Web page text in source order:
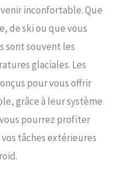
inconfortable. Que
de ski ou que vous
sont souvent les
glaciales. Les
pour vous offrir
grâce à leur système
pourrez profiter
tâches extérieures